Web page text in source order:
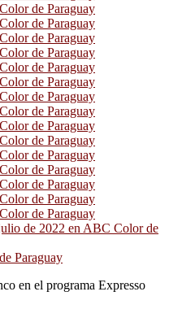
de Paraguay
de Paraguay
de Paraguay
de Paraguay
de Paraguay
de Paraguay
de Paraguay
de Paraguay
de Paraguay
de Paraguay
de Paraguay
de Paraguay
de Paraguay
de Paraguay
de Paraguay
de 2022 en ABC Color de
Paraguay
en el programa Expresso